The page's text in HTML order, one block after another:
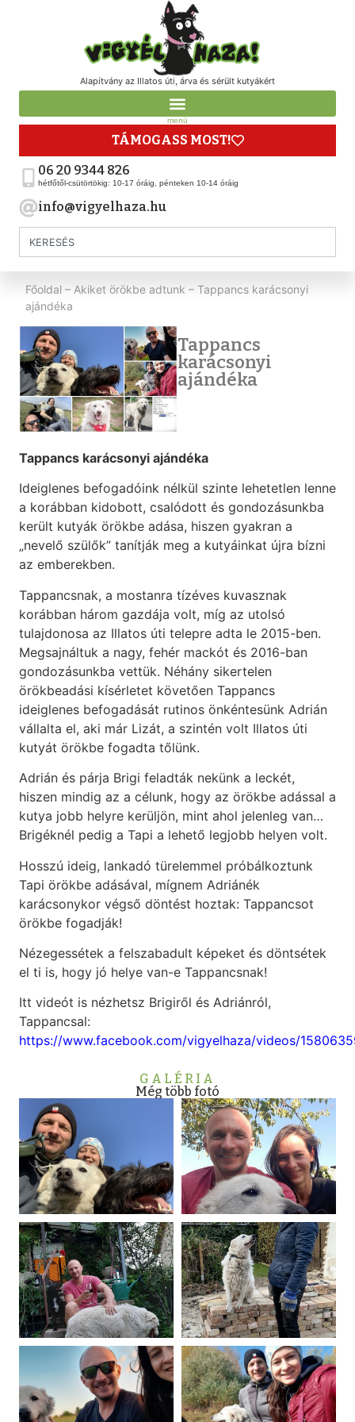
Alapítvány az Illatos úti, árva és sérült kutyákért
menü
TÁMOGASS MOST!
06 20 9344 826
hétfőtől-csütörtökig: 10-17 óráig, pénteken 10-14 óráig
info@vigyelhaza.hu
Főoldal – Akiket örökbe adtunk – Tappancs karácsonyi
ajándéka
Tappancs
karácsonyi
ajándéka
Tappancs karácsonyi ajándéka
Ideiglenes befogadóink nélkül szinte lehetetlen lenne
a korábban kidobott, csalódott és gondozásunkba
került kutyák örökbe adása, hiszen gyakran a
„nevelő szülők” tanítják meg a kutyáinkat újra bízni
az emberekben.
Tappancsnak, a mostanra tízéves kuvasznak
korábban három gazdája volt, míg az utolsó
tulajdonosa az Illatos úti telepre adta le 2015-ben.
Megsajnáltuk a nagy, fehér mackót és 2016-ban
gondozásunkba vettük. Néhány sikertelen
örökbeadási kísérletet követően Tappancs
ideiglenes befogadását rutinos önkéntesünk Adrián
vállalta el, aki már Lizát, a szintén volt Illatos úti
kutyát örökbe fogadta tőlünk.
Adrián és párja Brigi feladták nekünk a leckét,
hiszen mindig az a célunk, hogy az örökbe adással a
kutya jobb helyre kerüljön, mint ahol jelenleg van…
Brigéknél pedig a Tapi a lehető legjobb helyen volt.
Hosszú ideig, lankadó türelemmel próbálkoztunk
Tapi örökbe adásával, mígnem Adriánék
karácsonykor végső döntést hoztak: Tappancsot
örökbe fogadják!
Nézegessétek a felszabadult képeket és döntsétek
el ti is, hogy jó helye van-e Tappancsnak!
Itt videót is nézhetsz Brigiről és Adriánról,
Tappancsal:
https://www.facebook.com/vigyelhaza/videos/
GALÉRIA
Még több fotó